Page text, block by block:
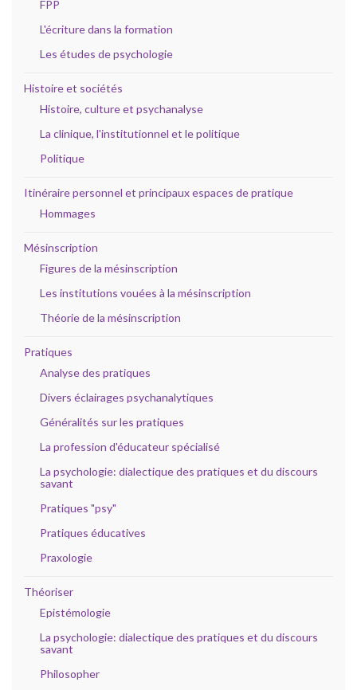
FPP
L'écriture dans la formation
Les études de psychologie
Histoire et sociétés
Histoire, culture et psychanalyse
La clinique, l'institutionnel et le politique
Politique
Itinéraire personnel et principaux espaces de pratique
Hommages
Mésinscription
Figures de la mésinscription
Les institutions vouées à la mésinscription
Théorie de la mésinscription
Pratiques
Analyse des pratiques
Divers éclairages psychanalytiques
Généralités sur les pratiques
La profession d'éducateur spécialisé
La psychologie: dialectique des pratiques et du discours
savant
Pratiques "psy"
Pratiques éducatives
Praxologie
Théoriser
Epistémologie
La psychologie: dialectique des pratiques et du discours
savant
Philosopher